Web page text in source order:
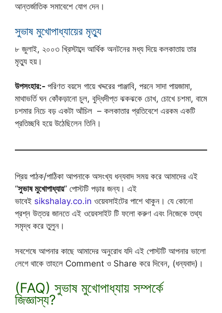
আন্তর্জাতিক সমাবেশে যোগ দেন।
সুভাষ মুখোপাধ্যায়ের মৃত্যু
৮ জুলাই, ২০০৩ খ্রিস্টাব্দে আর্থিক অনটনের মধ্য দিয়ে কলকাতায় তার
মৃত্যু হয়।
উপসংহার:- পরিণত বয়সে গায়ে খদ্দরের পাঞ্জাবি, পরনে সাদা পায়জামা,
মাথাভর্তি ঘন কোঁকড়ানো চুল, বুদ্ধিদীপ্ত ঝকঝকে চোখ, চোখে চশমা, বামে
চশমার নিচে বড় একটা আঁচিল – কলকাতার প্রতিবেশে এরকম একটি
প্রতিচ্ছবি হয়ে উঠেছিলেন তিনি।
প্রিয় পাঠক/পাঠিকা আপনাকে অসংখ্য ধন্যবাদ সময় করে আমাদের এই
“সুভাষ মুখোপাধ্যায়” পোস্টটি পড়ার জন্য। এই
ভাবেই sikshalay.co.in ওয়েবসাইটের পাশে থাকুন। যে কোনো
প্রশ্ন উত্তর জানতে এই ওয়েবসাইট টি ফলো করুণ এবং নিজেকে তথ্য
সমৃদ্ধ করে তুলুন।
সবশেষে আপনার কাছে আমাদের অনুরোধ যদি এই পোস্টটি আপনার ভালো
লেগে থাকে তাহলে Comment ও Share করে দিবেন, (ধন্যবাদ)।
(FAQ) সুভাষ মুখোপাধ্যায় সম্পর্কে
জিজ্ঞাস্য?